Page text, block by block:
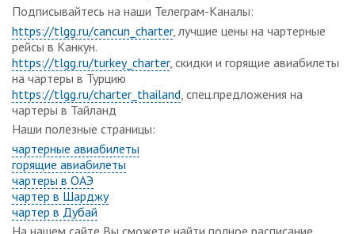
Подписывайтесь на наши Телеграм-Каналы:
https://tlgg.ru/cancun_charter, лучшие цены на чартерные
рейсы в Канкун.
https://tlgg.ru/turkey_charter, скидки и горящие авиабилеты
на чартеры в Турцию
https://tlgg.ru/charter_thailand , спец.предложения на
чартеры в Тайланд
Наши полезные страницы:
чартерные авиабилеты
горящие авиабилеты
чартеры в ОАЭ
чартер в Шарджу
чартер в Дубай
На нашем сайте Вы сможете найти полное расписание